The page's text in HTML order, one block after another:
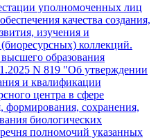
уполномоченных лиц
качества создания,
изучения и
коллекций.
образования
N 819 "Об утверждении
и квалификации
центра в сфере
формирования, сохранения,
биологических
полномочий указанных